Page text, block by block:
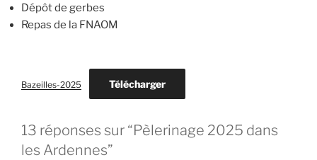
Dépôt de gerbes
Repas de la FNAOM
Bazeilles-2025 Télécharger
13 réponses sur “Pèlerinage 2025 dans
les Ardennes”